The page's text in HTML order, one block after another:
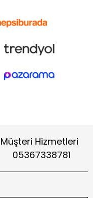
Müşteri Hizmetleri
05367338781